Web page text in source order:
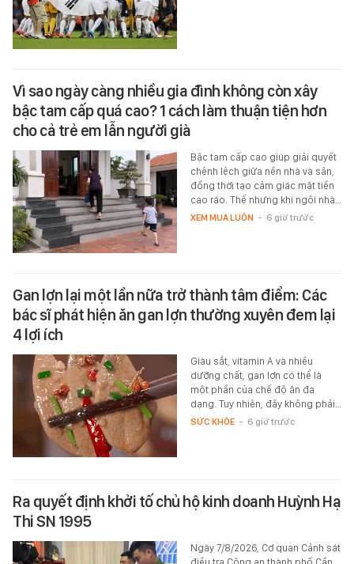
Vì sao ngày càng nhiều gia đình không còn xây
bậc tam cấp quá cao? 1 cách làm thuận tiện hơn
cho cả trẻ em lẫn người già
Bậc tam cấp cao giúp giải quyết
chênh lệch giữa nền nhà và sân,
đồng thời tạo cảm giác mặt tiền
cao ráo. Thế nhưng khi ngôi nhà…
XEM MUA LUÔN - 6 giờ trước
Gan lợn lại một lần nữa trở thành tâm điểm: Các
bác sĩ phát hiện ăn gan lợn thường xuyên đem lại
4 lợi ích
Giàu sắt, vitamin A và nhiều
dưỡng chất, gan lợn có thể là
một phần của chế độ ăn đa
dạng. Tuy nhiên, đây không phải…
SỨC KHỎE - 6 giờ trước
Ra quyết định khởi tố chủ hộ kinh doanh Huỳnh Hạ
Thi SN 1995
Ngày 7/8/2026, Cơ quan Cảnh sát